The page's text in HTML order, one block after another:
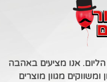
אנו מציעים באהבה
מגוון מוצרים